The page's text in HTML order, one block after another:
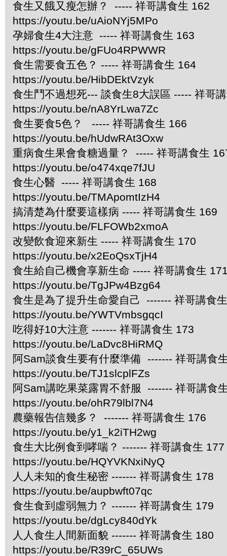
食生又餓又瘦怎辦？ ----- 祥哥講食生 162
https://youtu.be/uAioNYj5MPo
孕婦食生4大注意 ----- 祥哥講食生 163
https://youtu.be/gFUo4RPWWR
食生需要食五色？ ----- 祥哥講食生 164
https://youtu.be/HibDEktVzyk
食生鬥不過想死--- 談食生8大誤區 ----- 祥哥
https://youtu.be/nA8YrLwa7Zc
食生要食5色？ ----- 祥哥講食生 166
https://youtu.be/hUdwRAt3Oxw
重病食生果會食糖過量？ ----- 祥哥講食生
https://youtu.be/o474xqe7fJU
食生心醫 ----- 祥哥講食生 168
https://youtu.be/TMApomtIzH4
搞清楚為什麼要這樣病 ----- 祥哥講食生 169
https://youtu.be/FLFOWb2xmoA
改變飲食迎來新生 ----- 祥哥講食生 170
https://youtu.be/x2EoQsxTjH4
食生給自己機會享新生命 ----- 祥哥講食生
https://youtu.be/TgJPw4Bzg64
食生是為了提升生命愛自己 ------- 祥哥講食
https://youtu.be/YWTVmbsgqcI
吃得好10大注意 ------- 祥哥講食生 173
https://youtu.be/LaDvc8HiRMQ
阿Sam談食生要有什麼準備 ------- 祥哥講食
https://youtu.be/TJ1slcplFZs
阿Sam講吃果菜露胃不舒服 ------- 祥哥講食
https://youtu.be/ohR79lbl7N4
農藥報告信幾多？ ------- 祥哥講食生 176
https://youtu.be/y1_k2iTH2wg
食生大比例食到哮喘？ ------- 祥哥講食生 177
https://youtu.be/HQYVKNxiNyQ
人人未知的食生秘密 ------- 祥哥講食生 178
https://youtu.be/aupbwft07qc
食生食到虛弱無力？ ------- 祥哥講食生 179
https://youtu.be/dgLcy840dYk
人人食生人間新面貌 ------- 祥哥講食生 180
https://youtu.be/R39rC_65UWs